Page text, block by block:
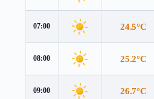
07:00 24.5°C
08:00 25.2°C
09:00 26.7°C